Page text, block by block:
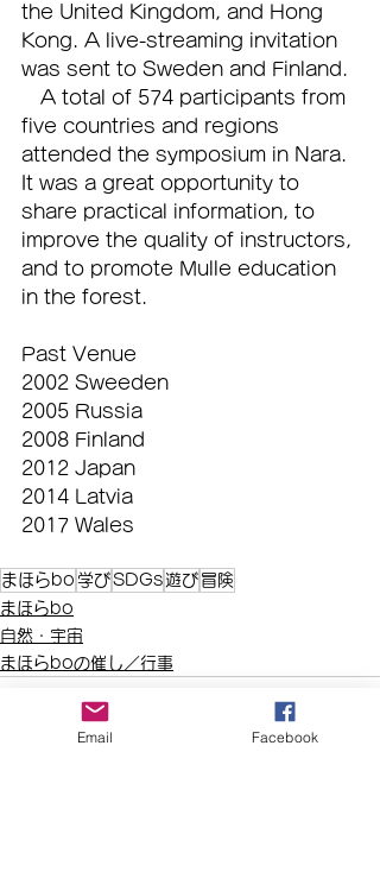
the United Kingdom, and Hong
Kong. A live-streaming invitation
was sent to Sweden and Finland.
A total of 574 participants from
five countries and regions
attended the symposium in Nara.
It was a great opportunity to
share practical information, to
improve the quality of instructors,
and to promote Mulle education
in the forest.
Past Venue
2002 Sweeden
2005 Russia
2008 Finland
2012 Japan
2014 Latvia
2017 Wales
まほらbo 学びSDGs 遊び 冒険
まほらbo
自然・宇宙
まほらboの催し／行事
Email Facebook